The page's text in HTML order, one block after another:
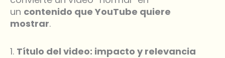
un contenido que YouTube quiere
mostrar.
1. Título del video: impacto y relevancia